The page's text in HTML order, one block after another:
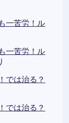
一苦労！ル
一苦労！ル
では治る？
では治る？